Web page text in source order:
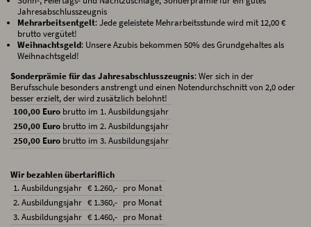
Jahresabschlusszeugnis
Mehrarbeitsentgelt: Jede geleistete Mehrarbeitsstunde wird mit 12,00 €
brutto vergütet!
Weihnachtsgeld: Unsere Azubis bekommen 50% des Grundgehaltes als
Weihnachtsgeld!
Sonderprämie für das Jahresabschlusszeugnis: Wer sich in der
Berufsschule besonders anstrengt und einen Notendurchschnitt von 2,0 oder
besser erzielt, der wird zusätzlich belohnt!
100,00 Euro brutto im 1. Ausbildungsjahr
250,00 Euro brutto im 2. Ausbildungsjahr
250,00 Euro brutto im 3. Ausbildungsjahr
Wir bezahlen übertariflich
1. Ausbildungsjahr € 1.260,- pro Monat
2. Ausbildungsjahr € 1.360,- pro Monat
3. Ausbildungsjahr € 1.460,- pro Monat